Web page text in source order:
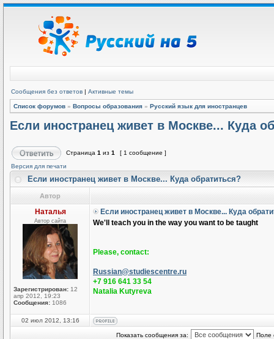
Сообщения без ответов | Активные темы
Список форумов » Вопросы образования » Русский язык для иностранцев
Если иностранец живет в Москве... Куда
Страница 1 из 1
[ 1 сообщение ]
Версия для печати
Если иностранец живет в Москве... Куда обратиться?
Автор
Наталья
Автор сайта
Зарегистрирован: 12
апр 2012, 19:23
Сообщения: 1086
Если иностранец живет в Москве... Куда
We'll teach you in the way you want to be taught
Please, contact:
Russian@studiescentre.ru
+7 916 641 33 54
Natalia Kutyreva
02 июл 2012, 13:16
Показать сообщения за: Поле